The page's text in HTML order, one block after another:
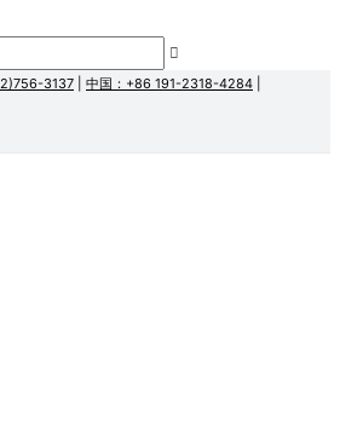
3137 中国：+86 191-2318-4284